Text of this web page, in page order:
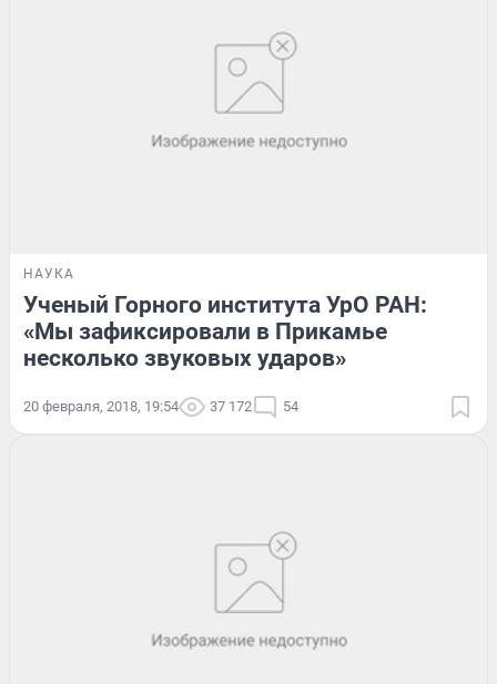
НАУКА
Ученый Горного института УрО РАН:
«Мы зафиксировали в Прикамье
несколько звуковых ударов»
20 февраля, 2018, 19:54 37 172 54